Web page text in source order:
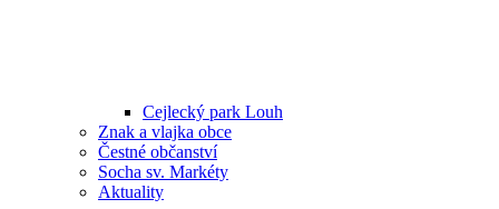
Cejlecký park Louh
Znak a vlajka obce
Čestné občanství
Socha sv. Markéty
Aktuality